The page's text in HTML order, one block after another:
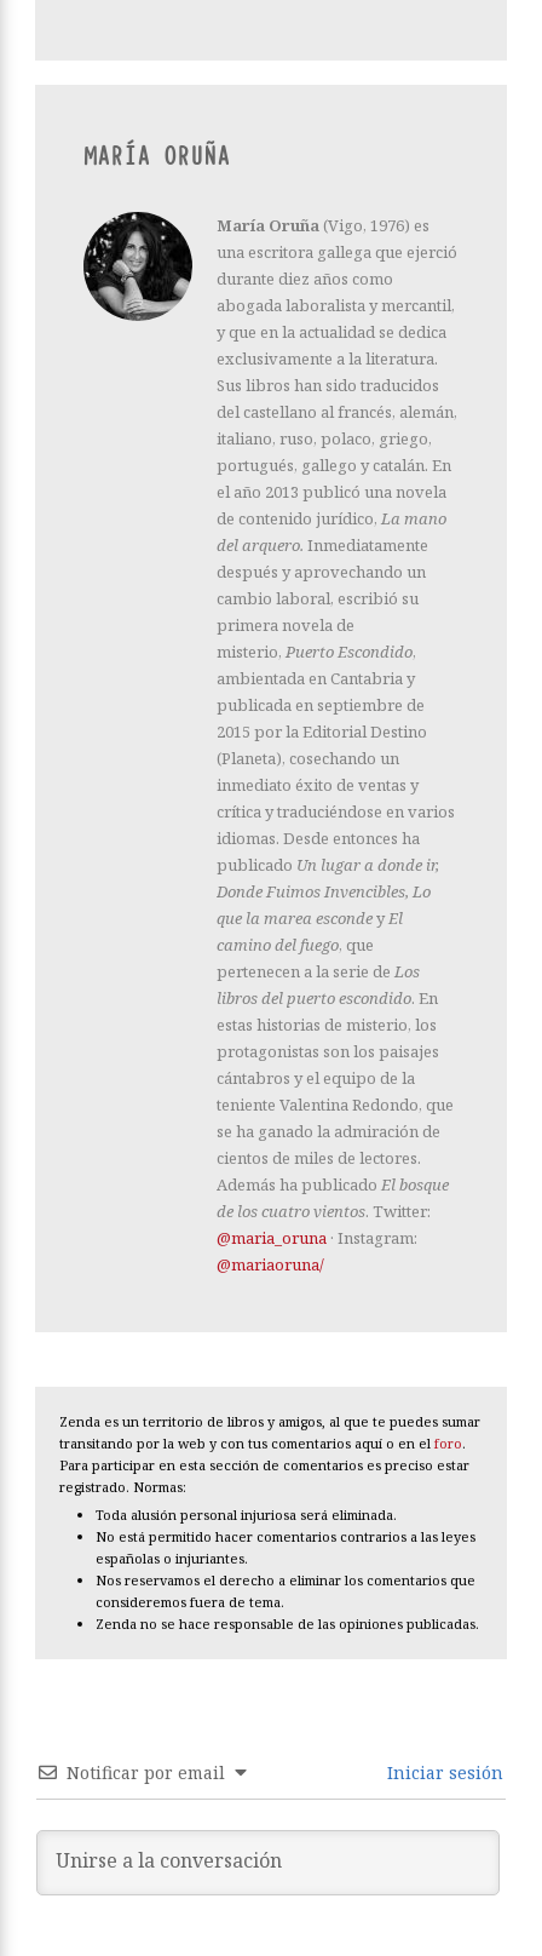
MARÍA ORUÑA
María Oruña (Vigo, 1976) es
una escritora gallega que ejerció
durante diez años como
abogada laboralista y mercantil,
y que en la actualidad se dedica
exclusivamente a la literatura.
Sus libros han sido traducidos
del castellano al francés, alemán,
italiano, ruso, polaco, griego,
portugués, gallego y catalán. En
el año 2013 publicó una novela
de contenido jurídico, La mano
del arquero. Inmediatamente
después y aprovechando un
cambio laboral, escribió su
primera novela de
misterio, Puerto Escondido,
ambientada en Cantabria y
publicada en septiembre de
2015 por la Editorial Destino
(Planeta), cosechando un
inmediato éxito de ventas y
crítica y traduciéndose en varios
idiomas. Desde entonces ha
publicado Un lugar a donde ir,
Donde Fuimos Invencibles, Lo
que la marea escondeyEl
camino del fuego, que
pertenecen a la serie de Los
libros del puerto escondido. En
estas historias de misterio, los
protagonistas son los paisajes
cántabros y el equipo de la
teniente Valentina Redondo, que
se ha ganado la admiración de
cientos de miles de lectores.
Además ha publicado El bosque
de los cuatro vientos. Twitter:
@maria_oruna · Instagram:
@mariaoruna/
Zenda es un territorio de libros y amigos, al que te puedes sumar
transitando por la web y con tus comentarios aquí o en el foro.
Para participar en esta sección de comentarios es preciso estar
registrado. Normas:
Toda alusión personal injuriosa será eliminada.
No está permitido hacer comentarios contrarios a las leyes
españolas o injuriantes.
Nos reservamos el derecho a eliminar los comentarios que
consideremos fuera de tema.
Zenda no se hace responsable de las opiniones publicadas.
Notificar por email Iniciar sesión